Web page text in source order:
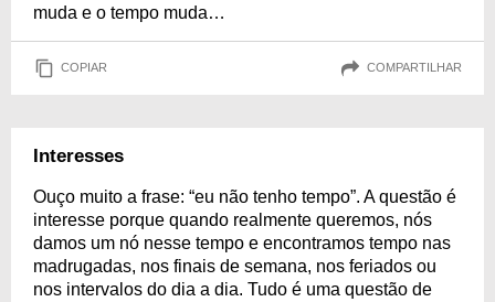
muda e o tempo muda…
COPIAR COMPARTILHAR
Interesses
Ouço muito a frase: “eu não tenho tempo”. A questão é
interesse porque quando realmente queremos, nós
damos um nó nesse tempo e encontramos tempo nas
madrugadas, nos finais de semana, nos feriados ou
nos intervalos do dia a dia. Tudo é uma questão de